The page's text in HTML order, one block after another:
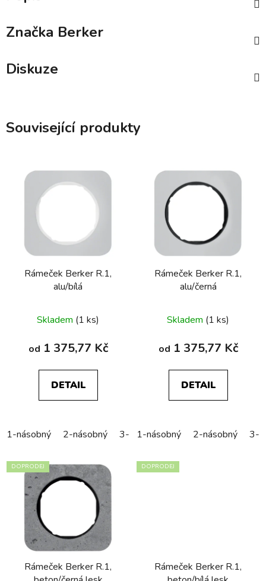
Značka Berker
Diskuze
Související produkty
Rámeček Berker R.1,
alu/bílá
Skladem (1 ks)
od 1 375,77 Kč
DETAIL
1-násobný 2-násobný 3-násobný 4-násobný 5-
Rámeček Berker R.1,
alu/černá
Skladem (1 ks)
od 1 375,77 Kč
DETAIL
1-násobný 2-násobný 3-
DOPRODEJ
Rámeček Berker R.1,
DOPRODEJ
Rámeček Berker R.1,